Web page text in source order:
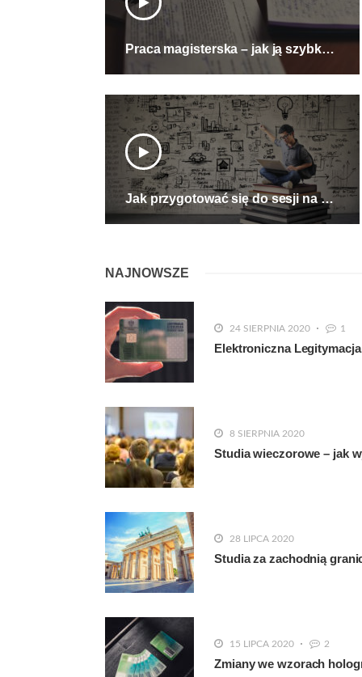
Praca magisterska – jak ją szybko i dobrze napisać?
Jak przygotować się do sesji na studiach
NAJNOWSZE
24 SIERPNIA 2020 1
Elektroniczna
8 SIERPNIA 2020
Studia wieczorowe – jak
28 LIPCA 2020
Studia za zachodnią
15 LIPCA 2020 2
Zmiany we wzorach